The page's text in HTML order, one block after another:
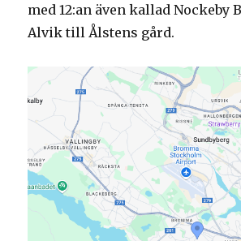
med 12:an även kallad Nockeby
Alvik till Ålstens gård.